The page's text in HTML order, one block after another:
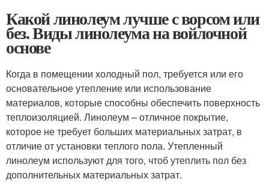
Какой линолеум лучше с ворсом или
без. Виды линолеума на войлочной
основе
Когда в помещении холодный пол, требуется или его
основательное утепление или использование
материалов, которые способны обеспечить поверхность
теплоизоляцией. Линолеум – отличное покрытие,
которое не требует больших материальных затрат, в
отличие от установки теплого пола. Утепленный
линолеум используют для того, чтоб утеплить пол без
дополнительных материальных затрат.